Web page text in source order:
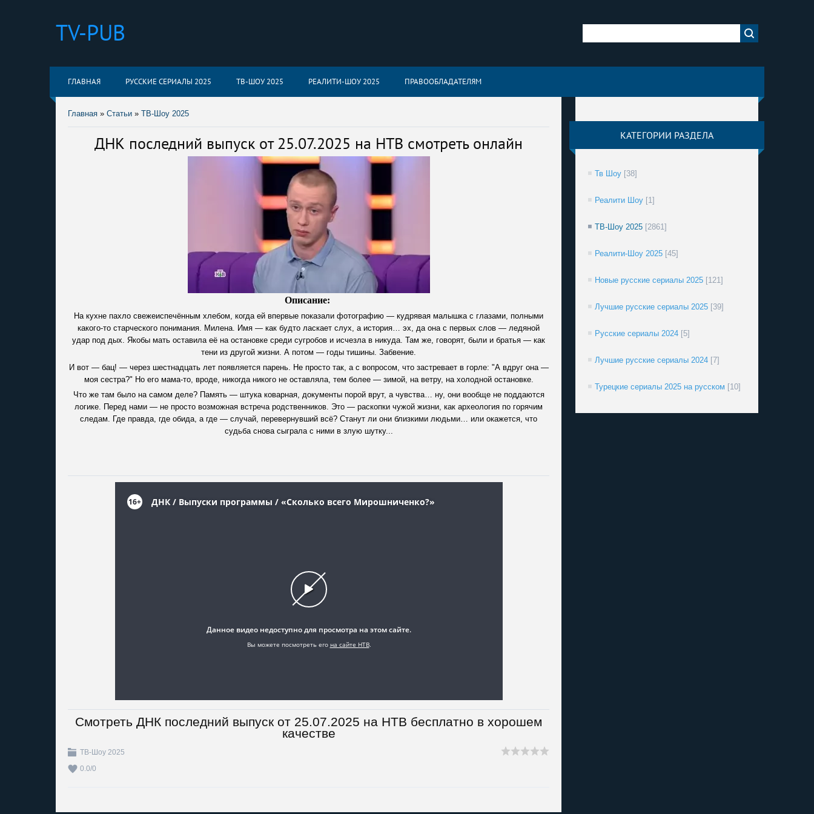
TV-PUB
ГЛАВНАЯ РУССКИЕ СЕРИАЛЫ 2025 ТВ-ШОУ 2025 РЕАЛИТИ-ШОУ 2025 ПРАВООБЛАДАТЕЛЯМ
Главная » Статьи » ТВ-Шоу 2025
ДНК последний выпуск от 25.07.2025 на НТВ смотреть онлайн
Описание:
На кухне пахло свежеиспечённым хлебом, когда ей впервые показали фотографию — кудрявая малышка с глазами, полными
какого-то старческого понимания. Милена. Имя — как будто ласкает слух, а история… эх, да она с первых слов — ледяной
удар под дых. Якобы мать оставила её на остановке среди сугробов и исчезла в никуда. Там же, говорят, были и братья — как
тени из другой жизни. А потом — годы тишины. Забвение.
И вот — бац! — через шестнадцать лет появляется парень. Не просто так, а с вопросом, что застревает в горле: "А вдруг она —
моя сестра?" Но его мама-то, вроде, никогда никого не оставляла, тем более — зимой, на ветру, на холодной остановке.
Что же там было на самом деле? Память — штука коварная, документы порой врут, а чувства… ну, они вообще не поддаются
логике. Перед нами — не просто возможная встреча родственников. Это — раскопки чужой жизни, как археология по горячим
следам. Где правда, где обида, а где — случай, перевернувший всё? Станут ли они близкими людьми… или окажется, что
судьба снова сыграла с ними в злую шутку...
Смотреть ДНК последний выпуск от 25.07.2025 на НТВ бесплатно в хорошем
качестве
ТВ-Шоу 2025
0.0/0
КАТЕГОРИИ РАЗДЕЛА
Тв Шоу [38]
Реалити Шоу [1]
ТВ-Шоу 2025 [2861]
Реалити-Шоу 2025 [45]
Новые русские сериалы 2025 [121]
Лучшие русские сериалы 2025 [39]
Русские сериалы 2024 [5]
Лучшие русские сериалы 2024 [7]
Турецкие сериалы 2025 на русском [10]